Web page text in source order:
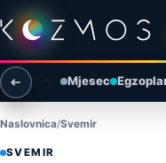
Preskoči na sadržaj
Otvori izbornik
Otvori pretragu
Mjesec
Naslovnica Svemir
SVEMIR